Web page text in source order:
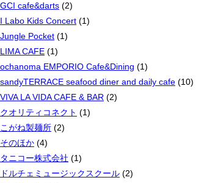
GCI cafe&darts (2)
I Labo Kids Concert (1)
Jungle Pocket (1)
LIMA CAFE (1)
ochanoma EMPORIO Cafe&Dining (1)
sandyTERRACE seafood diner and daily cafe (10)
VIVA LA VIDA CAFE & BAR (2)
クオリティコネクト (1)
こがね製麺所 (2)
そのほか (4)
タニコー株式会社 (1)
ドルチェミュージックスクール (2)